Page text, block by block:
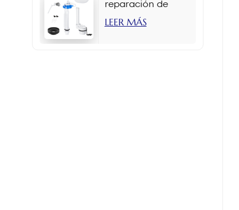
reparación de
tanque de inodoro
LEER MÁS